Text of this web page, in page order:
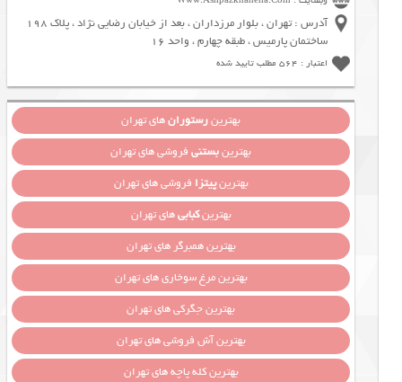
آدرس : تهران ، بلوار مرزداران ، بعد از خیابان رضایی نژاد ، پلاک 198
ساختمان پارمیس ، طبقه چهارم ، واحد 16
اعتبار : 564 مطلب تایید شده
بهترینرستورانهای تهران
بهترینبستنیفروشی های تهران
بهترینپیتزا فروشی های تهران
بهترینکبابیهای تهران
بهترین همبرگر های تهران
بهترین مرغ سوخاری های تهران
بهترین جگرکی های تهران
بهترین آش فروشی های تهران
بهترین کله پاچه های تهران